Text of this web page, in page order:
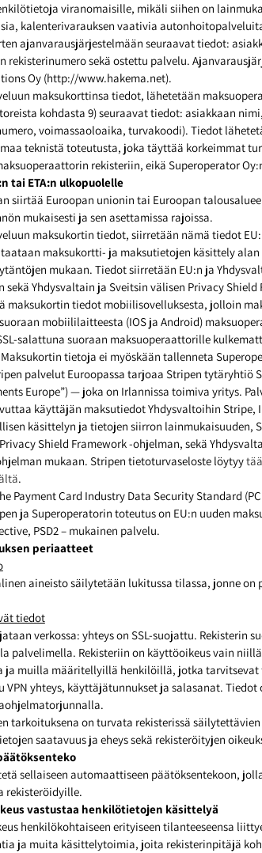
viranomaisille, mikäli siihen on
kalenterivarauksen vaativia
ajanvarausjärjestelmään seuraavat tiedot:
rekisterinumero sekä ostettu palvelu.
Oy (http://www.hakema.net).
maksukorttinsa tiedot, lähetetään
kohdasta 9) seuraavat tiedot: asiakkaan
voimassaoloaika, turvakoodi). Tiedot
teknistä toteutusta, joka täyttää korkeimmat
rekisteriin, eikä Superoperator
tai ETA:n ulkopuolelle
siirtää Euroopan unionin tai Euroopan
mukaisesti ja sen asettamissa rajoissa.
maksukortin tiedot, siirretään nämä tiedot
maksukortti- ja maksutietojen käsittely alan
mukaan. Tiedot siirretään EU:n ja
sekä Yhdysvaltain ja Sveitsin välisen Privacy
maksukortin tiedot mobiilisovelluksesta, jolloin
mobiililaitteesta (IOS ja Android)
salattuna suoraan maksuoperaattorille
tietoja ei myöskään tallenneta
palvelut Euroopassa tarjoaa Stripen tytäryhtiö
Europe”) — joka on Irlannissa toimiva yritys.
käyttäjän maksutiedot Yhdysvaltoihin Stripe,
käsittelyn ja tietojen siirron lainmukaisuuden,
Shield Framework -ohjelman, sekä
mukaan. Stripen tietoturvaseloste löytyy
.
Payment Card Industry Data Security Standard
ja Superoperatorin toteutus on EU:n uuden
PSD2 – mukainen palvelu.
periaatteet
aineisto säilytetään lukitussa tilassa, jonne on
tiedot
verkossa: yhteys on SSL-suojattu. Rekisterin
palvelimella. Rekisteriin on käyttöoikeus vain
ja muilla määritellyillä henkilöillä, jotka
VPN yhteys, käyttäjätunnukset ja salasanat.
tarkoituksena on turvata rekisterissä
saatavuus ja eheys sekä rekisteröityjen
sellaiseen automaattiseen päätöksentekoon,
rekisteröidyille.
vastustaa henkilötietojen käsittelyä
henkilökohtaiseen erityiseen tilanteeseensa
ja muita käsittelytoimia, joita rekisterinpitäjä